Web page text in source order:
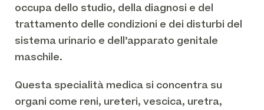
occupa dello studio, della diagnosi e del
trattamento delle condizioni e dei disturbi del
sistema urinario e dell’apparato genitale
maschile.
Questa specialità medica si concentra su
organi come reni, ureteri, vescica, uretra,